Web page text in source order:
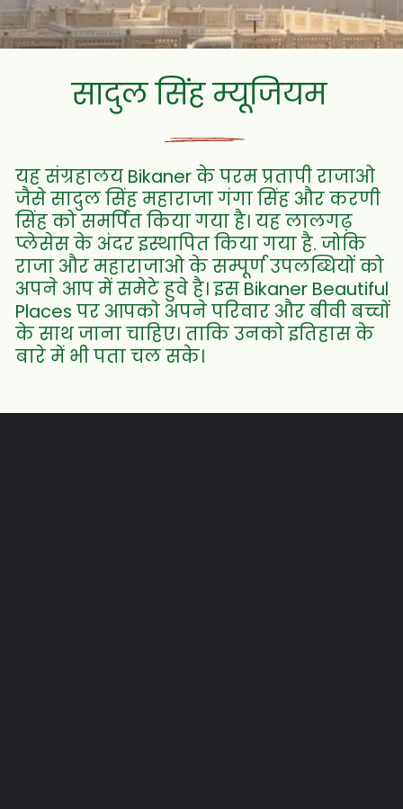
सादुल सिंह म्यूजियम
यह संग्रहालय Bikaner के परम प्रतापी राजाओ
जैसे सादुल सिंह महाराजा गंगा सिंह और करणी
सिंह को समर्पित किया गया है। यह लालगढ़
प्लेसेस के अंदर इस्थापित किया गया है. जोकि
राजा और महाराजाओ के सम्पूर्ण उपलब्धियों को
अपने आप में समेटे हुवे है। इस Bikaner Beautiful
Places पर आपको अपने परिवार और बीवी बच्चों
के साथ जाना चाहिए। ताकि उनको इतिहास के
बारे में भी पता चल सके।